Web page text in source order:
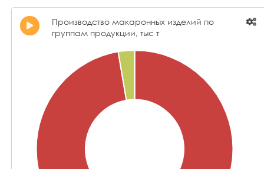
Производство макаронных изделий по
группам продукции, тыс т